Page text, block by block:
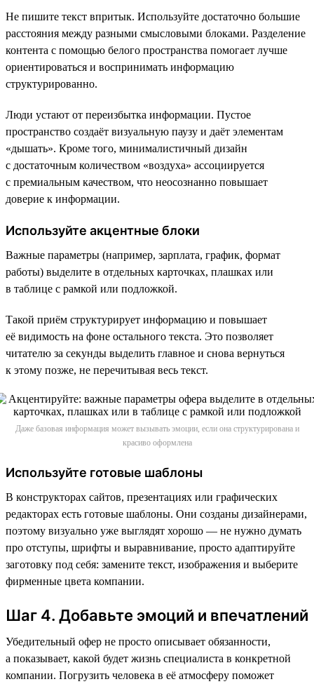
Не пишите текст впритык. Используйте достаточно большие
расстояния между разными смысловыми блоками. Разделение
контента с помощью белого пространства помогает лучше
ориентироваться и воспринимать информацию
структурированно.
Люди устают от переизбытка информации. Пустое
пространство создаёт визуальную паузу и даёт элементам
«дышать». Кроме того, минималистичный дизайн
с достаточным количеством «воздуха» ассоциируется
с премиальным качеством, что неосознанно повышает
доверие к информации.
Используйте акцентные блоки
Важные параметры (например, зарплата, график, формат
работы) выделите в отдельных карточках, плашках или
в таблице с рамкой или подложкой.
Такой приём структурирует информацию и повышает
её видимость на фоне остального текста. Это позволяет
читателю за секунды выделить главное и снова вернуться
к этому позже, не перечитывая весь текст.
Даже базовая информация может вызывать эмоции, если она структурирована и
красиво оформлена
Используйте готовые шаблоны
В конструкторах сайтов, презентациях или графических
редакторах есть готовые шаблоны. Они созданы дизайнерами,
поэтому визуально уже выглядят хорошо — не нужно думать
про отступы, шрифты и выравнивание, просто адаптируйте
заготовку под себя: замените текст, изображения и выберите
фирменные цвета компании.
Шаг 4. Добавьте эмоций и впечатлений
Убедительный офер не просто описывает обязанности,
а показывает, какой будет жизнь специалиста в конкретной
компании. Погрузить человека в её атмосферу поможет